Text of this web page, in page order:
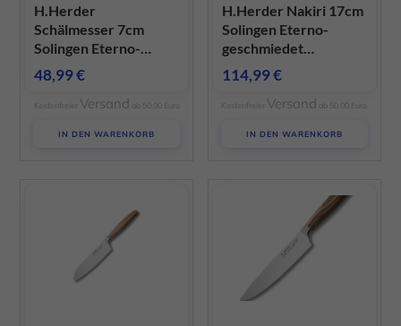
H.Herder
Schälmesser 7cm
Solingen Eterno-
geschmiedet
gedämpftes
Pflaumenholz
48,99€
Kostenfreier Versand ab 50,00 Euro
IN DEN WARENKORB
H.Herder Nakiri 17cm
Solingen Eterno-
geschmiedet
sortiertes Olivenholz
114,99€
Kostenfreier Versand ab 50,00 Euro
IN DEN WARENKORB